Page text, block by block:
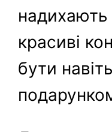
надихають
красиві
бути